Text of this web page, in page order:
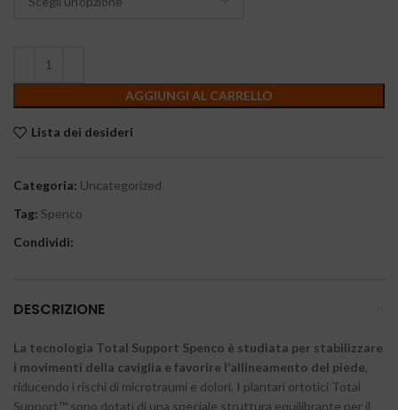
AGGIUNGI AL CARRELLO
Lista dei desideri
Categoria: Uncategorized
Tag: Spenco
Condividi:
DESCRIZIONE
La tecnologia Total Support Spenco è studiata per stabilizzare
i movimenti della caviglia e favorire l’allineamento del piede,
riducendo i rischi di microtraumi e dolori. I plantari ortotici Total
Support™ sono dotati di una speciale struttura equilibrante per il